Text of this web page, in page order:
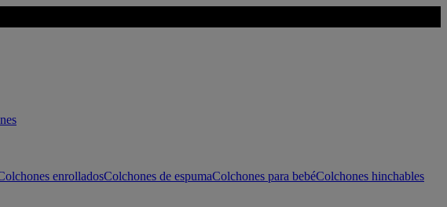
enrolladosColchones de espumaColchones para bebéColchones hinchables